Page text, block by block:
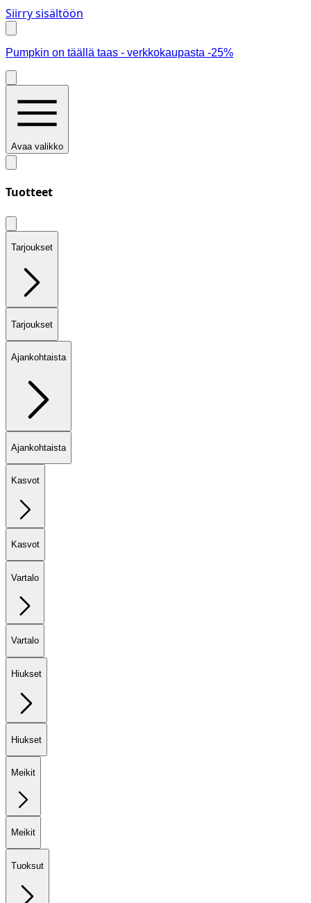
Siirry sisältöön
Pumpkin on täällä taas - verkkokaupasta -25%
Avaa valikko
Tuotteet
Tarjoukset
Tarjoukset
Ajankohtaista
Ajankohtaista
Kasvot
Kasvot
Vartalo
Vartalo
Hiukset
Hiukset
Meikit
Meikit
Tuoksut